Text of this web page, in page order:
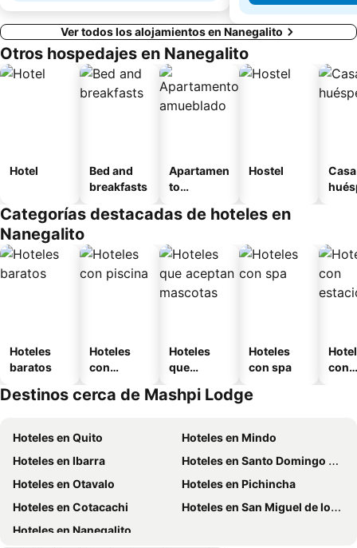
Ver todos los alojamientos en Nanegalito
Otros hospedajes en Nanegalito
Hotel
Bed and
breakfasts
Apartamen
to
o
Hostel
Categorías destacadas de hoteles en
Nanegalito
Hoteles
baratos
Hoteles
con
Hoteles
que
mascotas
Hoteles
con spa
con
Destinos cerca de Mashpi Lodge
Hoteles en Quito
Hoteles en Mindo
Hoteles en Ibarra
Hoteles en Santo Domingo de los Colorados
Hoteles en Otavalo
Hoteles en Pichincha
Hoteles en Cotacachi
Hoteles en San Miguel de los Bancos
Hoteles en Nanegalito